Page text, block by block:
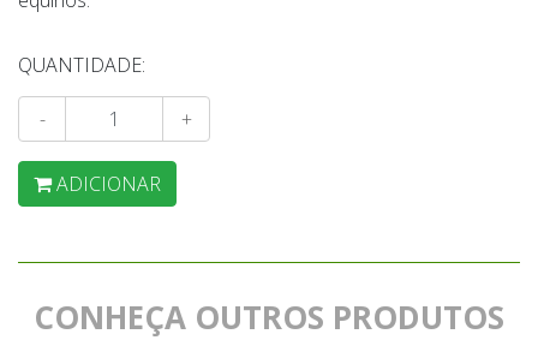
QUANTIDADE:
- +
ADICIONAR
CONHEÇA OUTROS PRODUTOS